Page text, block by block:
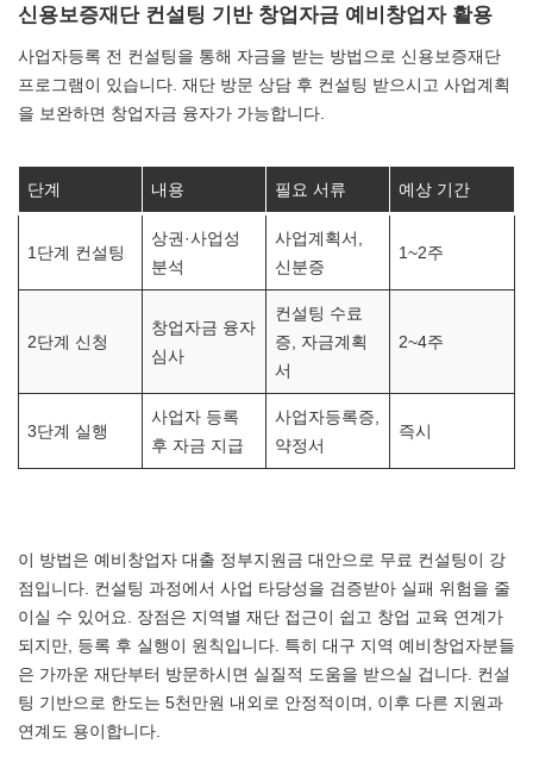
신용보증재단 컨설팅 기반 창업자금 예비창업자 활용
사업자등록 전 컨설팅을 통해 자금을 받는 방법으로 신용보증재단
프로그램이 있습니다. 재단 방문 상담 후 컨설팅 받으시고 사업계획
을 보완하면 창업자금 융자가 가능합니다.
단계 내용 필요 서류 예상 기간
1단계 컨설팅
상권·사업성
분석
사업계획서,
신분증
1~2주
2단계 신청
창업자금 융자
심사
컨설팅 수료
증, 자금계획
서
2~4주
3단계 실행
사업자 등록
후 자금 지급
사업자등록증,
약정서
즉시
이 방법은 예비창업자 대출 정부지원금 대안으로 무료 컨설팅이 강
점입니다. 컨설팅 과정에서 사업 타당성을 검증받아 실패 위험을 줄
이실 수 있어요. 장점은 지역별 재단 접근이 쉽고 창업 교육 연계가
되지만, 등록 후 실행이 원칙입니다. 특히 대구 지역 예비창업자분들
은 가까운 재단부터 방문하시면 실질적 도움을 받으실 겁니다. 컨설
팅 기반으로 한도는 5천만원 내외로 안정적이며, 이후 다른 지원과
연계도 용이합니다.